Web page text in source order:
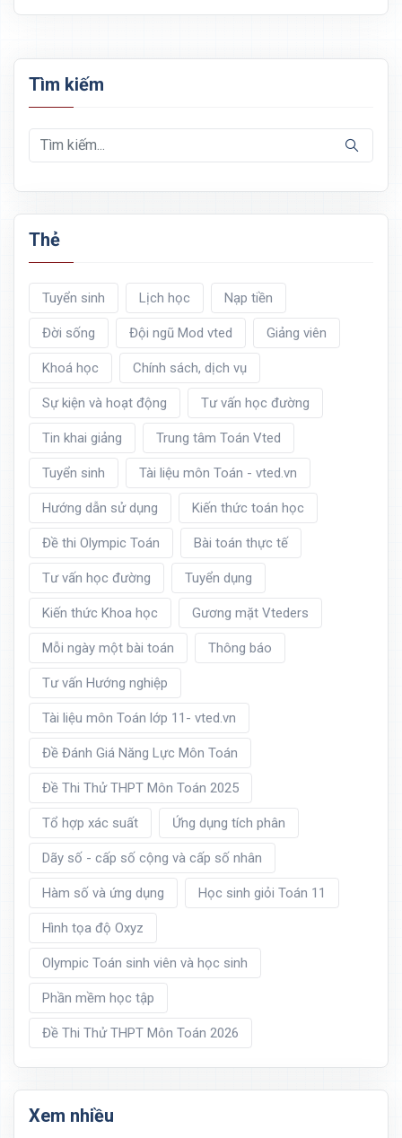
Tìm kiếm
Thẻ
Tuyển sinh Lịch học Nạp tiền
Đời sống Đội ngũ Mod vted Giảng viên
Khoá học Chính sách, dịch vụ
Sự kiện và hoạt động Tư vấn học đường
Tin khai giảng Trung tâm Toán Vted
Tuyển sinh Tài liệu môn Toán - vted.vn
Hướng dẫn sử dụng Kiến thức toán học
Đề thi Olympic Toán Bài toán thực tế
Tư vấn học đường Tuyển dụng
Kiến thức Khoa học Gương mặt Vteders
Mỗi ngày một bài toán Thông báo
Tư vấn Hướng nghiệp
Tài liệu môn Toán lớp 11- vted.vn
Đề Đánh Giá Năng Lực Môn Toán
Đề Thi Thử THPT Môn Toán 2025
Tổ hợp xác suất Ứng dụng tích phân
Dãy số - cấp số cộng và cấp số nhân
Hàm số và ứng dụng Học sinh giỏi Toán 11
Hình tọa độ Oxyz
Olympic Toán sinh viên và học sinh
Phần mềm học tập
Đề Thi Thử THPT Môn Toán 2026
Xem nhiều